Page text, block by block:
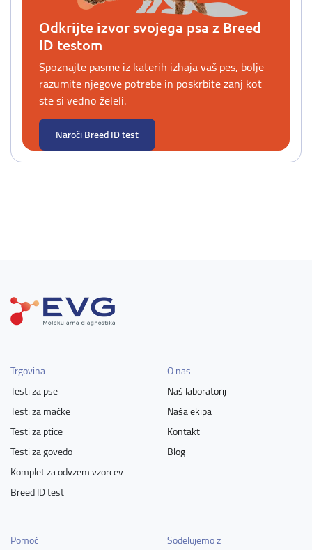
Odkrijte izvor svojega psa z Breed
ID testom
Spoznajte pasme iz katerih izhaja vaš pes, bolje
razumite njegove potrebe in poskrbite zanj kot
ste si vedno želeli.
Naroči Breed ID test
Trgovina
Testi za pse
Testi za mačke
Testi za ptice
Testi za govedo
Komplet za odvzem vzorcev
Breed ID test
O nas
Naš laboratorij
Naša ekipa
Kontakt
Blog
Pomoč
Sodelujemo z